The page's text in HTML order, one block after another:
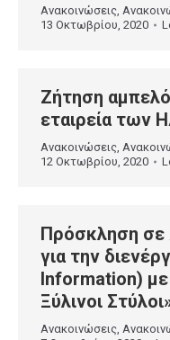
Ανακοινώσεις,
13 Οκτωβρίου, 2020
Ζήτηση
εταιρεία των
Ανακοινώσεις,
12 Οκτωβρίου, 2020
Πρόσκληση σε
για την
Information) με
Ξύλινοι
Ανακοινώσεις,